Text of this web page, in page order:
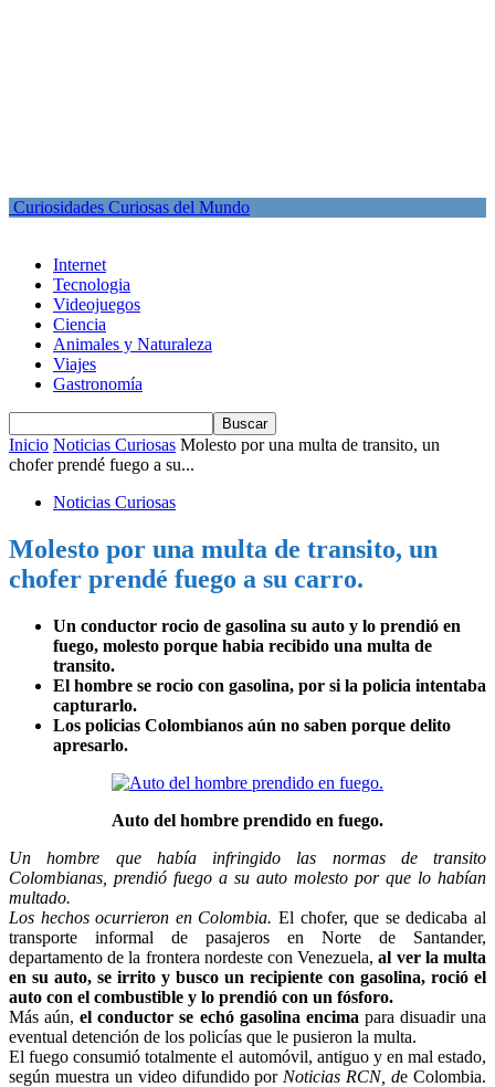
Curiosidades Curiosas del Mundo
Internet
Tecnologia
Videojuegos
Ciencia
Animales y Naturaleza
Viajes
Gastronomía
Inicio Noticias Curiosas Molesto por una multa de transito, un
chofer prendé fuego a su...
Noticias Curiosas
Molesto por una multa de transito, un
chofer prendé fuego a su carro.
Un conductor rocio de gasolina su auto y lo prendió en
fuego, molesto porque habia recibido una multa de
transito.
El hombre se rocio con gasolina, por si la policia intentaba
capturarlo.
Los policias Colombianos aún no saben porque delito
apresarlo.
Auto del hombre prendido en fuego.
Un hombre que había infringido las normas de transito
Colombianas, prendió fuego a su auto molesto por que lo habían
multado.
Los hechos ocurrieron en Colombia. El chofer, que se dedicaba al
transporte informal de pasajeros en Norte de Santander,
departamento de la frontera nordeste con Venezuela,al ver la multa
en su auto, se irrito y busco un recipiente con gasolina, roció el
auto con el combustible y lo prendió con un fósforo.
Más aún,el conductor se echó gasolina encima para disuadir una
eventual detención de los policías que le pusieron la multa.
El fuego consumió totalmente el automóvil, antiguo y en mal estado,
según muestra un video difundido por Noticias RCN, de Colombia.